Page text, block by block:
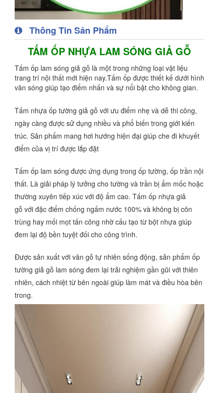
Thông Tin Sản Phẩm
TẤM ỐP NHỰA LAM SÓNG GIẢ GỖ
Tấm ốp lam sóng giả gỗ là một trong những loại vật liệu
trang trí nội thất mới hiện nay.Tấm ốp được thiết kế dưới hình
vân sóng giúp tạo điểm nhấn và sự nổi bật cho không gian.
Tấm nhựa ốp tường giả gỗ với ưu điểm nhẹ và dễ thi công,
ngày càng được sử dụng nhiều và phổ biến trong giới kiến
trúc. Sản phẩm mang hơi hướng hiện đại giúp che đi khuyết
điểm của vị trí được lắp đặt
Tấm ốp lam sóng được ứng dụng trong ốp tường, ốp trần nội
thất. Là giải pháp lý tưởng cho tường và trần bị ẩm mốc hoặc
thường xuyên tiếp xúc với độ ẩm cao. Tấm ốp nhựa giả
gỗ với đặc điểm chống ngấm nước 100% và không bị côn
trùng hay mối mọt tấn công nhờ cấu tạo từ bột nhựa giúp
đem lại độ bền tuyệt đối cho công trình.
Được sản xuất với vân gỗ tự nhiên sống động, sản phẩm ốp
tường giả gỗ lam sóng đem lại trải nghiệm gần gũi với thiên
nhiên, cách nhiệt từ bên ngoài giúp làm mát và điều hòa bên
trong.